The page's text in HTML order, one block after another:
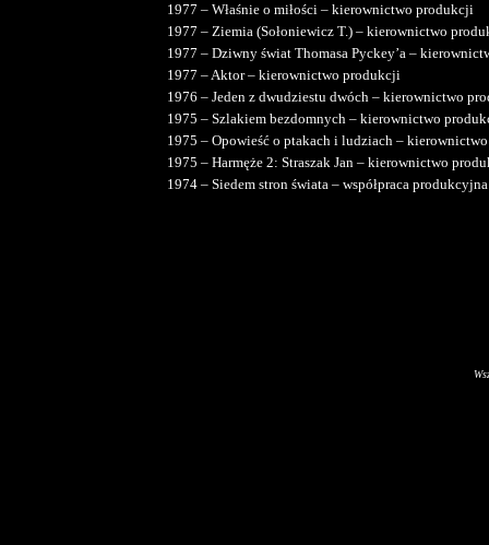
1977 – Właśnie o miłości – kierownictwo produkcji
1977 – Ziemia (Sołoniewicz T.) – kierownictwo
1977 – Dziwny świat Thomasa Pyckey’a –
1977 – Aktor – kierownictwo produkcji
1976 – Jeden z dwudziestu dwóch – kierownictwo
1975 – Szlakiem bezdomnych – kierownictwo
1975 – Opowieść o ptakach i ludziach –
1975 – Harmęże 2: Straszak Jan – kierownictwo
1974 – Siedem stron świata – współpraca produkcyjna